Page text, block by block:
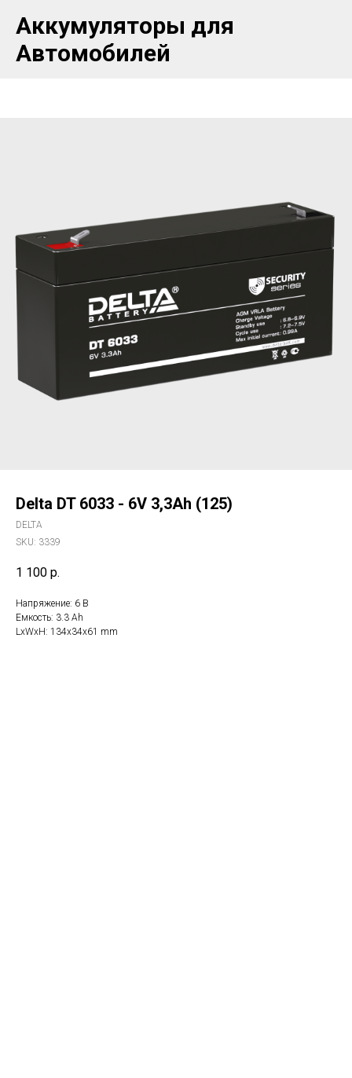
Аккумуляторы для
Автомобилей
Delta DT 6033 - 6V 3,3Ah (125)
DELTA
SKU: 3339
1 100 р.
Напряжение: 6 В
Емкость: 3.3 Ah
LxWxH: 134x34x61 mm